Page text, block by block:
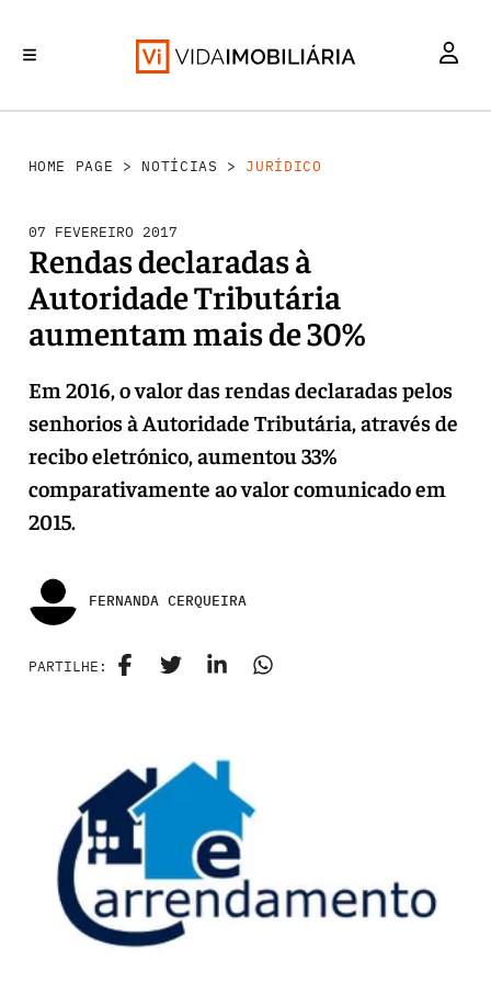
HOME PAGE > NOTÍCIAS > JURÍDICO
07 FEVEREIRO 2017
Rendas declaradas à
Autoridade Tributária
aumentam mais de 30%
Em 2016, o valor das rendas declaradas pelos
senhorios à Autoridade Tributária, através de
recibo eletrónico, aumentou 33%
comparativamente ao valor comunicado em
2015.
FERNANDA CERQUEIRA
PARTILHE: